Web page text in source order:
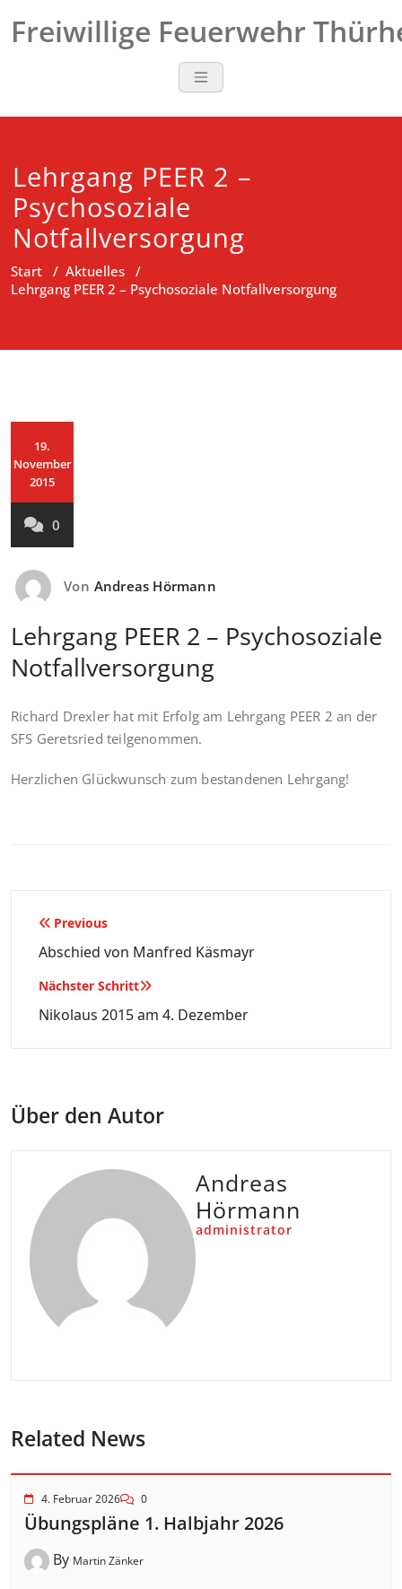
Inhalt
Freiwillige Feuerwehr
Lehrgang PEER 2 –
Psychosoziale
Notfallversorgung
Start / Aktuelles /
Lehrgang PEER 2 – Psychosoziale Notfallversorgung
19.
November
2015
0
Von Andreas Hörmann
Lehrgang PEER 2 – Psychosoziale
Notfallversorgung
Richard Drexler hat mit Erfolg am Lehrgang PEER 2 an der
SFS Geretsried teilgenommen.
Herzlichen Glückwunsch zum bestandenen Lehrgang!
Beitragsnavigation
Previous
Abschied von Manfred Käsmayr
Nächster Schritt
Nikolaus 2015 am 4. Dezember
Über den Autor
Andreas
Hörmann
administrator
Related News
4. Februar 2026 0
Übungspläne 1. Halbjahr 2026
By Martin Zänker